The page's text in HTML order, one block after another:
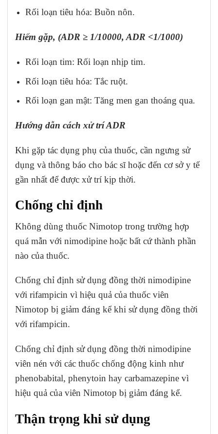
Rối loạn tiêu hóa: Buồn nôn.
Hiếm gặp, (ADR ≥ 1/10000, ADR <1/1000)
Rối loạn tim: Rối loạn nhịp tim.
Rối loạn tiêu hóa: Tắc ruột.
Rối loạn gan mật: Tăng men gan thoáng qua.
Hướng dẫn cách xử trí ADR
Khi gặp tác dụng phụ của thuốc, cần ngưng sử
dụng và thông báo cho bác sĩ hoặc đến cơ sở y tế
gần nhất để được xử trí kịp thời.
Chống chỉ định
Không dùng thuốc Nimotop trong trường hợp
quá mẫn với nimodipine hoặc bất cứ thành phần
nào của thuốc.
Chống chỉ định sử dụng đồng thời nimodipine
với rifampicin vì hiệu quả của thuốc viên
Nimotop bị giảm đáng kể khi sử dụng đồng thời
với rifampicin.
Chống chỉ định sử dụng đồng thời nimodipine
viên nén với các thuốc chống động kinh như
phenobabital, phenytoin hay carbamazepine vì
hiệu quả của viên Nimotop bị giảm đáng kể.
Thận trọng khi sử dụng